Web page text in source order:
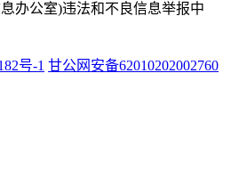
办公室)违法和不良信息举报中
号-1 甘公网安备62010202002760